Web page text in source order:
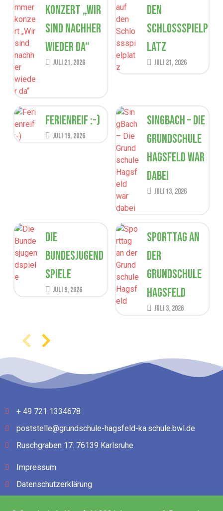
konzert „Wir
sind nachher
wieder da“
Juli 21, 2026
den
Schlossspielp
latz
Juli 21, 2026
Ferienreif :-)
Juli 19, 2026
SingBach – Die
Grundschule
Hagsfeld war
dabei
Juli 13, 2026
Die
Bundesjugend
spiele
Juli 9, 2026
Sporttag an
der
Grundschule
Hagsfeld
Juli 3, 2026
+ 49 721 1334678
poststelle@grundschule-hagsfeld-ka.schule.bwl.de
Ruschgraben 17. 76139 Karlsruhe
Impressum
Datenschutzerklärung